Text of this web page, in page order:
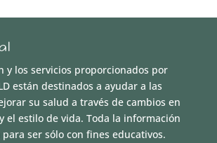
y los servicios proporcionados por
están destinados a ayudar a las
su salud a través de cambios en
el estilo de vida. Toda la información
ser sólo con fines educativos.